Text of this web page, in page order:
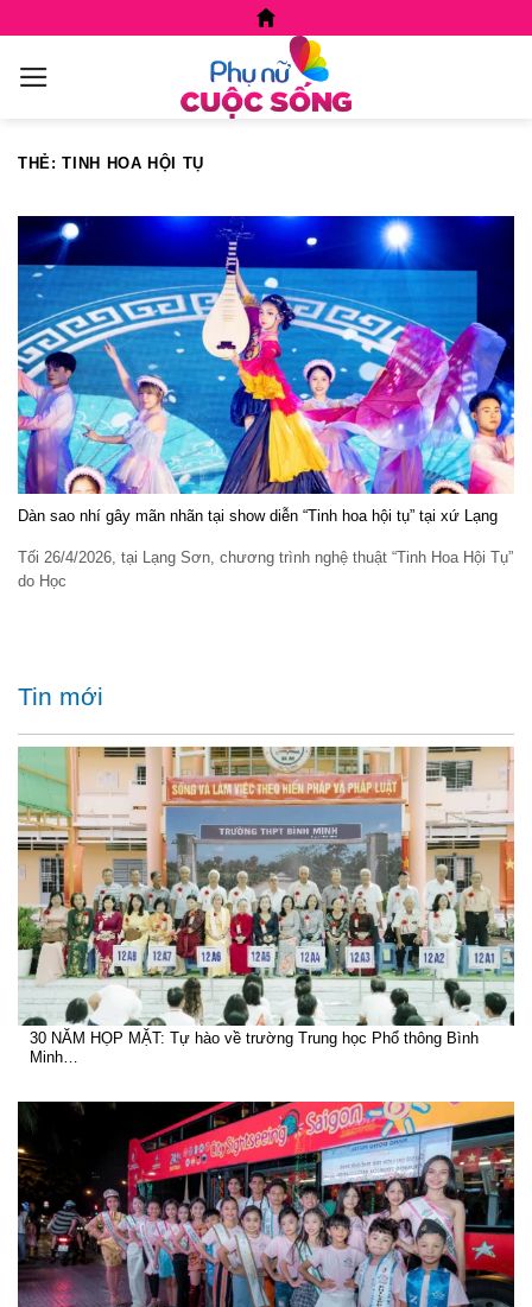
content
THẺ:TINH HOA HỘI TỤ
Dàn sao nhí gây mãn nhãn tại show diễn “Tinh hoa hội tụ” tại xứ Lạng
Tối 26/4/2026, tại Lạng Sơn, chương trình nghệ thuật “Tinh Hoa Hội Tụ”
do Học
Tin mới
30 NĂM HỌP MẶT: Tự hào về trường Trung học Phổ thông Bình
Minh…